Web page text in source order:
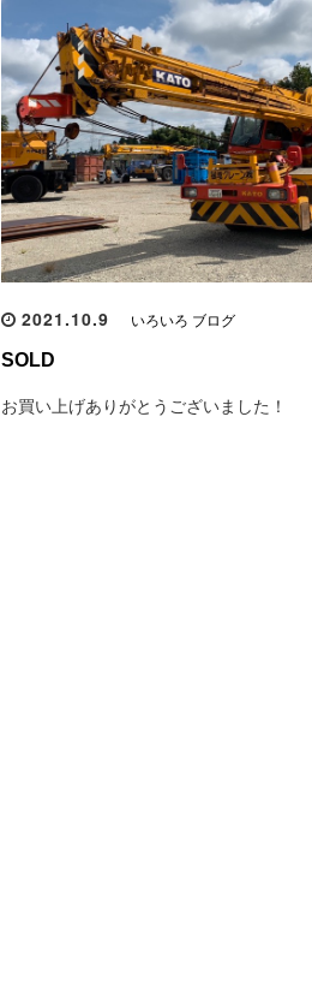
2021.10.9 いろいろ ブログ
SOLD
お買い上げありがとうございました！